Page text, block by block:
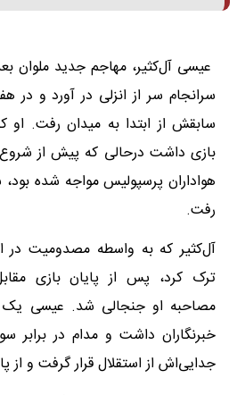
عیسی آل‌کثیر، مهاجم جدید ملوان
سرانجام سر از انزلی در آورد و در
سابقش از ابتدا به میدان رفت. او
بازی داشت درحالی که پیش از
هواداران پرسپولیس مواجه شده
رفت.
آل‌کثیر که به واسطه مصدومیت در
ترک کرد، پس از پایان بازی
مصاحبه او جنجالی شد. عیسی یک
خبرنگاران داشت و مدام در برابر
جدایی‌اش از استقلال قرار گرفت و